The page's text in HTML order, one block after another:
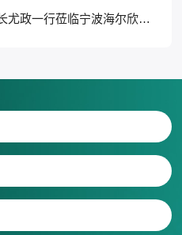
清华大学副校长尤政一行莅临宁波海尔欣公司